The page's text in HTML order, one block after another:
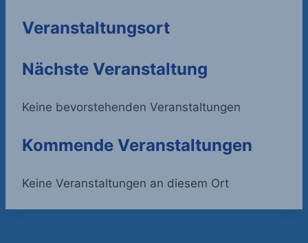
Veranstaltungsort
Nächste Veranstaltung
Keine bevorstehenden Veranstaltungen
Kommende Veranstaltungen
Keine Veranstaltungen an diesem Ort